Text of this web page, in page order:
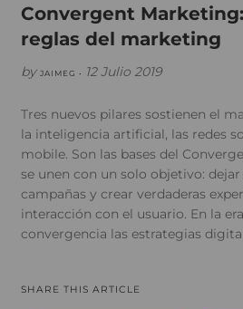
Convergent
reglas del marketing
by JAIMEG • 12 Julio 2019
Tres nuevos pilares sostienen el
la inteligencia artificial, las redes
mobile. Son las bases del
se unen con un solo objetivo: dejar
campañas y crear verdaderas
interacción con el usuario. En la
convergencia las estrategias
SHARE THIS ARTICLE